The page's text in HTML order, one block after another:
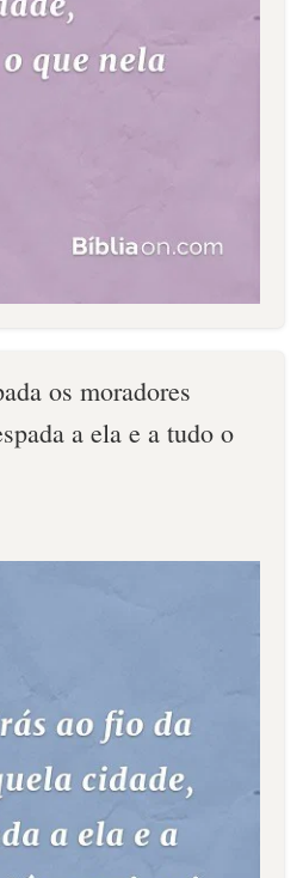
os moradores
a ela e a tudo o